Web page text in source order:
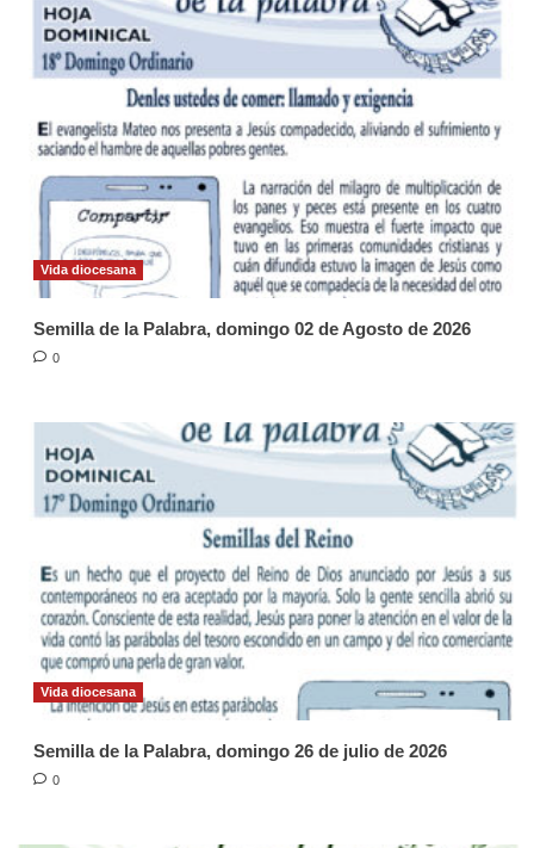
Vida diocesana
Semilla de la Palabra, domingo 02 de Agosto de 2026
0
Vida diocesana
Semilla de la Palabra, domingo 26 de julio de 2026
0